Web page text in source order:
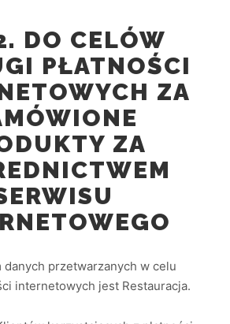
DO CELÓW
PŁATNOŚCI
ZA
ZA
przetwarzanych w celu
internetowych jest Restauracja.